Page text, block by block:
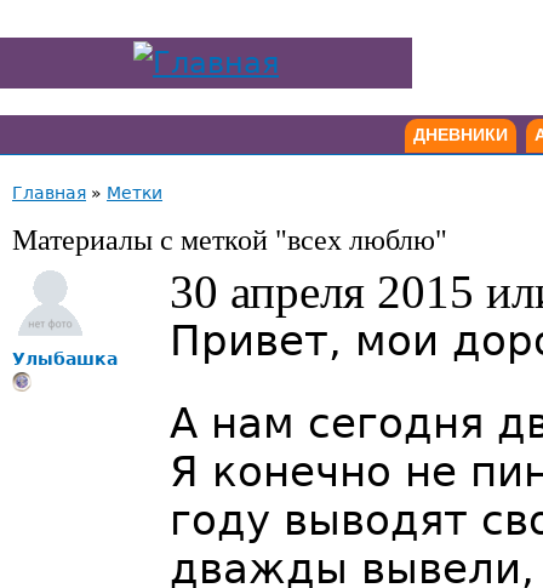
ДНЕВНИКИ
Главная » Метки
Материалы с меткой "всех люблю"
Улыбашка
30 апреля 2015
Привет, мои
А нам сегодня
Я конечно не
году выводят
дважды вывели,